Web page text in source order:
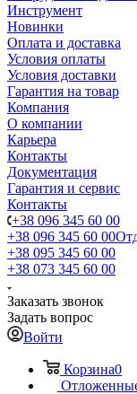
Инструмент
Новинки
Оплата и доставка
Условия оплаты
Условия доставки
Гарантия на товар
Компания
О компании
Карьера
Контакты
Документация
Гарантия и сервис
Контакты
+38 096 345 60 00
+38 096 345 60 00
+38 095 345 60 00
+38 073 345 60 00
Заказать звонок
Задать вопрос
Войти
Корзина0